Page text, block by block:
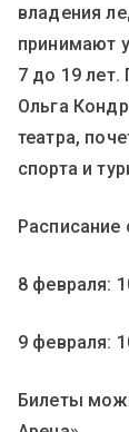
владения
принимают
7 до 19 лет.
Ольга
театра,
спорта и
Расписание
8 февраля:
9 февраля:
Билеты